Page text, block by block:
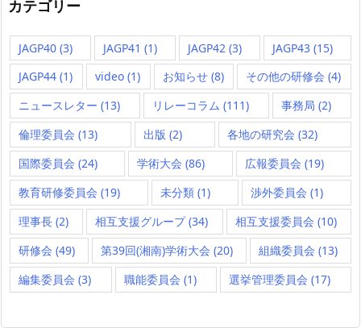
カテゴリー
JAGP40 (3) JAGP41 (1) JAGP42 (3) JAGP43 (15)
JAGP44 (1) video(1) お知らせ(8) その他の研修会 (4)
ニュースレター (13) リレーコラム (111) 事務局 (2)
倫理委員会 (13) 出版 (2) 各地の研究会 (32)
国際委員会 (24) 学術大会 (86) 広報委員会 (19)
教育研修委員会 (19) 未分類 (1) 渉外委員会 (1)
理事長 (2) 相互支援グループ(34) 相互支援委員会 (10)
研修会 (49) 第39回(湘南)学術大会 (20) 組織委員会 (13)
編集委員会 (3) 職能委員会 (1) 選挙管理委員会 (17)